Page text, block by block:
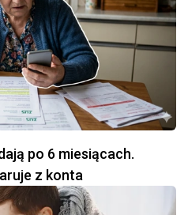
po 6 miesiącach.
z konta